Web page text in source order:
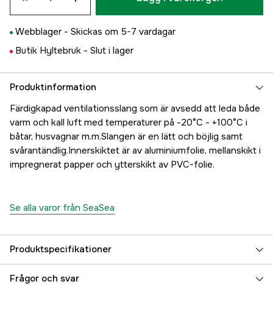
Webblager - Skickas om 5-7 vardagar
Butik Hyltebruk - Slut i lager
Produktinformation
Färdigkapad ventilationsslang som är avsedd att leda både
varm och kall luft med temperaturer på -20°C - +100°C i
båtar, husvagnar m.m.Slangen är en lätt och böjlig samt
svårantändlig.Innerskiktet är av aluminiumfolie, mellanskikt i
impregnerat papper och ytterskikt av PVC-folie.
Se alla varor från SeaSea
Produktspecifikationer
Referensnummer 5000025461
Frågor och svar